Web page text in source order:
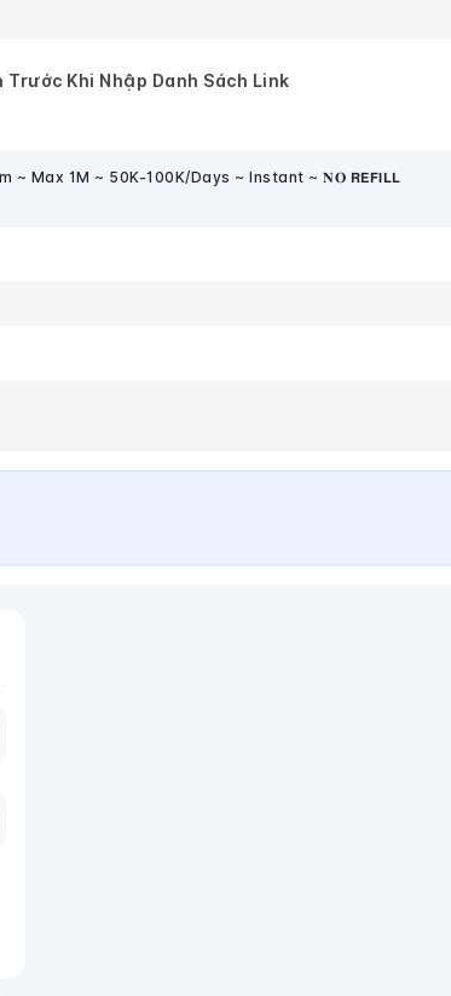
Khi Nhập Danh Sách Link
~ Max 1M ~ 50K-100K/Days ~ Instant ~ 𝐍𝐎 𝗥𝗘𝗙𝗜𝗟𝗟